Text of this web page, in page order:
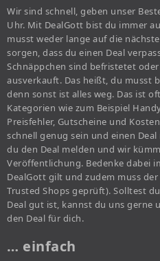
Wir sind schnell, geben unser
Uhr. Mit DealGott bist du immer
musst weder lange auf die
sorgen, dass du einen Deal
Schnäppchen sind befristetet
ausverkauft. Das heißt, du musst
denn sonst ist alles weg. Das ist
Kategorien wie zum Beispiel
Preisfehler, Gutscheine und
schnell genug sein und einen
du den Deal melden und wir
Veröffentlichung. Bedenke dabei
DealGott gilt und zudem muss
Trusted Shops geprüft). Solltest
Deal gut ist, kannst du uns gerne
den Deal für dich.
… einfach